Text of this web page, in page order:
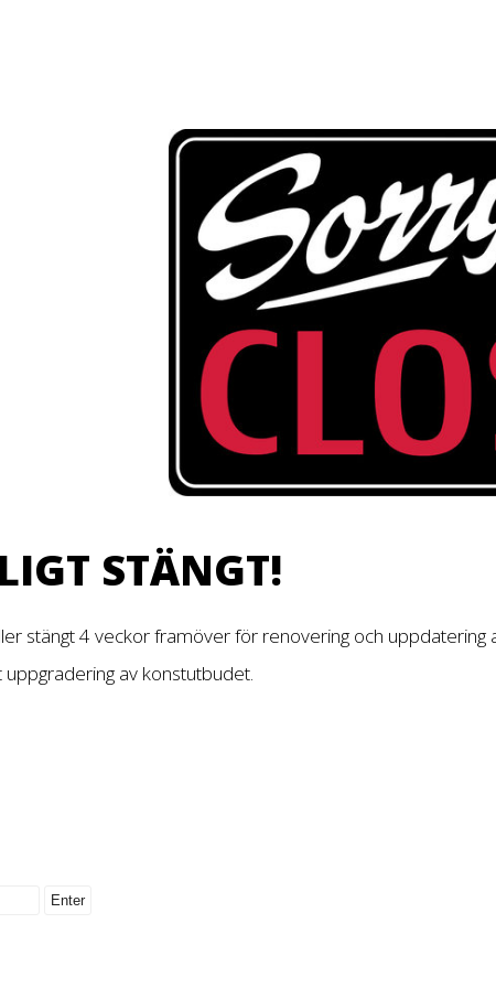
STÄNGT!
stängt 4 veckor framöver för renovering och uppdatering
av konstutbudet.